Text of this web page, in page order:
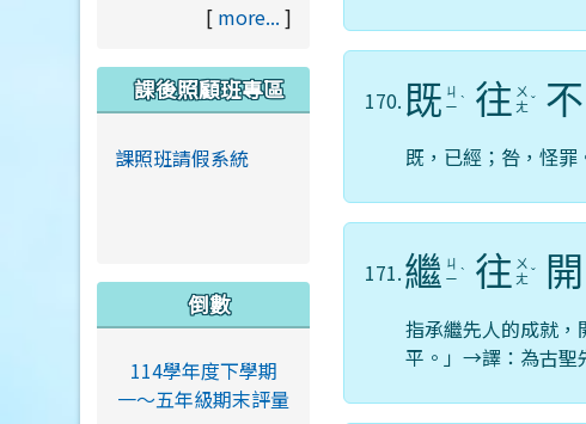
170. 既 ㄐ
ㄧ ˋ 往 ㄨ
ㄤ ˇ 不
既，已經；咎，怪罪
171.繼 ㄐ
ㄧ ˋ 往 ㄨ
ㄤ ˇ 開
指承繼先人的成就
平。」→譯：為古聖
[ more... ]
課後照顧班專區
課照班請假系統
倒數
114學年度下學期
一～五年級期末評量